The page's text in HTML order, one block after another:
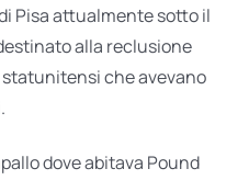
Pisa attualmente sotto il
alla reclusione
che avevano
dove abitava Pound